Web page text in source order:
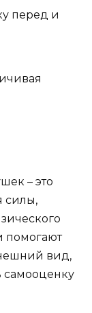
перед и
– это
силы,
помогают
вид,
самооценку